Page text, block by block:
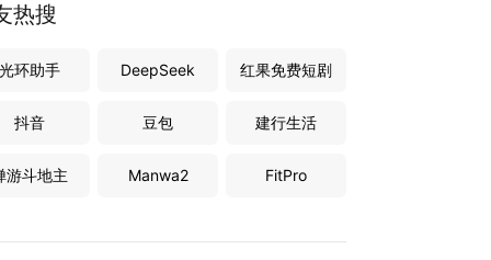
热搜
光环助手 DeepSeek 红果免费短剧
抖音 豆包 建行生活
游斗地主 Manwa2 FitPro